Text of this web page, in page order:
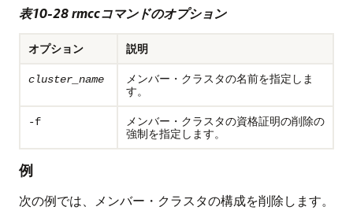
表10-28 rmccコマンドのオプション
オプション 説明
cluster_name
メンバー・クラスタの名前を指定しま
す。
-f
メンバー・クラスタの資格証明の削除の
強制を指定します。
例
次の例では、メンバー・クラスタの構成を削除します。